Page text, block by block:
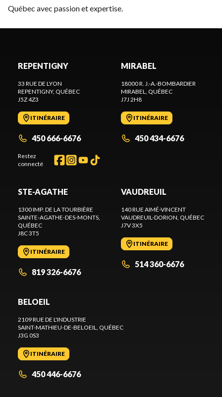
Québec avec passion et expertise.
REPENTIGNY
33 RUE DE LYON
REPENTIGNY, QUÉBEC
J5Z 4Z3
ITINÉRAIRE
450 666-6676
Restez
connecté
MIRABEL
18000 R. J.-A.-BOMBARDIER
MIRABEL, QUÉBEC
J7J 2H8
ITINÉRAIRE
450 434-6676
STE-AGATHE
1300 IMP. DE LA TOURBIÈRE
SAINTE-AGATHE-DES-MONTS,
QUÉBEC
J8C 3T5
ITINÉRAIRE
819 326-6676
VAUDREUIL
140 RUE AIMÉ-VINCENT
VAUDREUIL-DORION, QUÉBEC
J7V 3X5
ITINÉRAIRE
514 360-6676
BELOEIL
2109 RUE DE L'INDUSTRIE
SAINT-MATHIEU-DE-BELOEIL, QUÉBEC
J3G 0S3
ITINÉRAIRE
450 446-6676